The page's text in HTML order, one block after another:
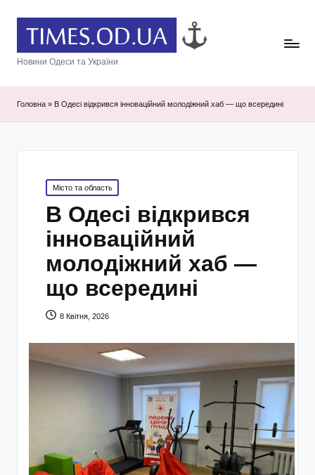
Новини Одеси та України
Головна » В Одесі відкрився інноваційний молодіжний хаб — що всередині
Posted
in
Місто та область
В Одесі відкрився
інноваційний
молодіжний хаб —
що всередині
8 Квітня, 2026